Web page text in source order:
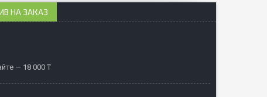
НА ЗАКАЗ
— 18 000 ₸